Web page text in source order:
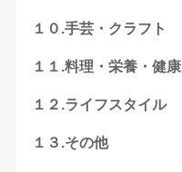
１０.手芸・クラフト
１１.料理・栄養・健康
１２.ライフスタイル
１３.その他